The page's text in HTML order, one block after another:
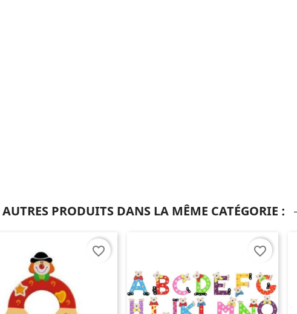
PRODUITS DANS LA MÊME CATÉGORIE :
favorite_border favorite_border